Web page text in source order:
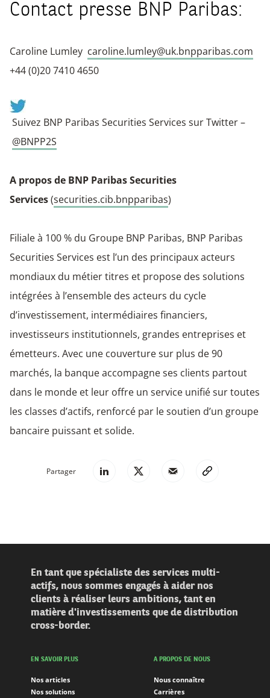
Contact presse BNP Paribas:
Caroline Lumley caroline.lumley@uk.bnpparibas.com
+44 (0)20 7410 4650
Suivez BNP Paribas Securities Services sur Twitter –
@BNPP2S
A propos de BNP Paribas Securities
Services(securities.cib.bnpparibas)
Filiale à 100 % du Groupe BNP Paribas, BNP Paribas
Securities Services est l’un des principaux acteurs
mondiaux du métier titres et propose des solutions
intégrées à l’ensemble des acteurs du cycle
d’investissement, intermédiaires financiers,
investisseurs institutionnels, grandes entreprises et
émetteurs. Avec une couverture sur plus de 90
marchés, la banque accompagne ses clients partout
dans le monde et leur offre un service unifié sur toutes
les classes d’actifs, renforcé par le soutien d’un groupe
bancaire puissant et solide.
Partager
En tant que spécialiste des services multi-
actifs, nous sommes engagés à aider nos
clients à réaliser leurs ambitions, tant en
matière d'investissements que de distribution
cross-border.
EN SAVOIR PLUS
Nos articles
Nos solutions
A PROPOS DE NOUS
Nous connaître
Carrières